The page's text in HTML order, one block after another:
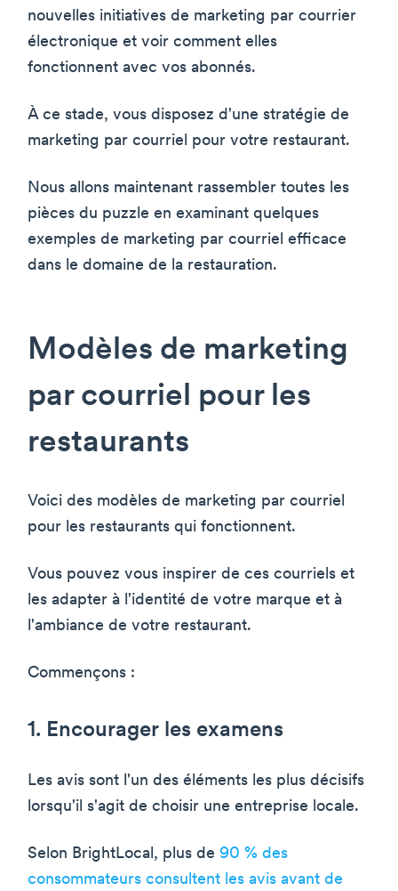
nouvelles initiatives de marketing par courrier
électronique et voir comment elles
fonctionnent avec vos abonnés.
À ce stade, vous disposez d'une stratégie de
marketing par courriel pour votre restaurant.
Nous allons maintenant rassembler toutes les
pièces du puzzle en examinant quelques
exemples de marketing par courriel efficace
dans le domaine de la restauration.
Modèles de marketing
par courriel pour les
restaurants
Voici des modèles de marketing par courriel
pour les restaurants qui fonctionnent.
Vous pouvez vous inspirer de ces courriels et
les adapter à l'identité de votre marque et à
l'ambiance de votre restaurant.
Commençons :
1. Encourager les examens
Les avis sont l'un des éléments les plus décisifs
lorsqu'il s'agit de choisir une entreprise locale.
Selon BrightLocal, plus de 90 % des
consommateurs consultent les avis avant de